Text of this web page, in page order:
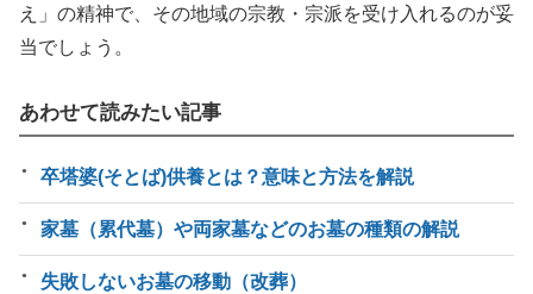
え」の精神で、その地域の宗教・宗派を受け入れるのが妥
当でしょう。
あわせて読みたい記事
卒塔婆(そとば)供養とは？意味と方法を解説
家墓（累代墓）や両家墓などのお墓の種類の解説
失敗しないお墓の移動（改葬）